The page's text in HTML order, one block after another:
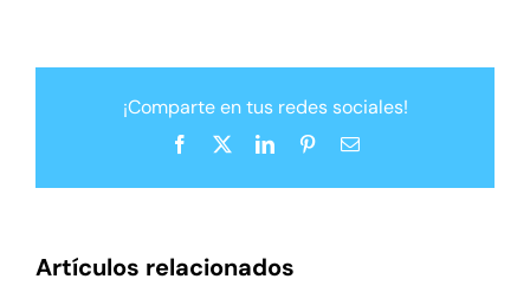
¡Comparte en tus redes sociales!
Facebook LinkedInPinterestCorreo
Artículos relacionados